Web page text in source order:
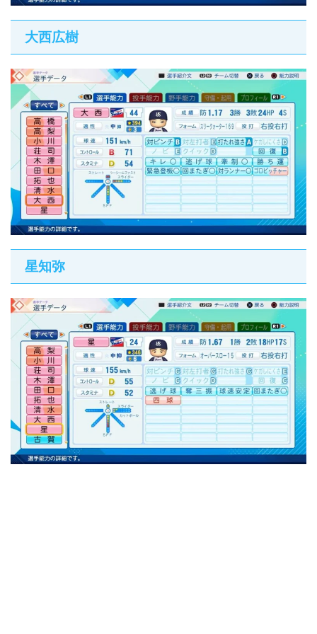
大西広樹
星知弥